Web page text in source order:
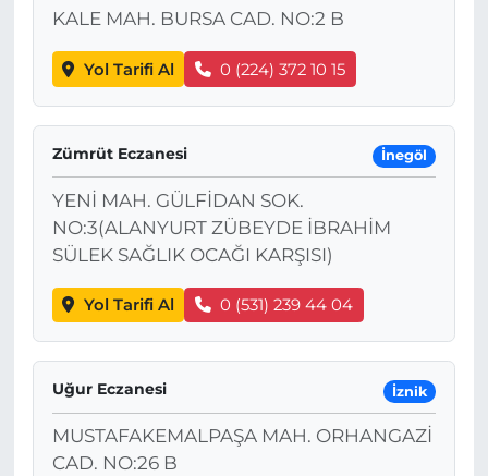
KALE MAH. BURSA CAD. NO:2 B
Yol Tarifi Al 0 (224) 372 10 15
Zümrüt Eczanesi İnegöl
YENİ MAH. GÜLFİDAN SOK.
NO:3(ALANYURT ZÜBEYDE İBRAHİM
SÜLEK SAĞLIK OCAĞI KARŞISI)
Yol Tarifi Al 0 (531) 239 44 04
Uğur Eczanesi İznik
MUSTAFAKEMALPAŞA MAH. ORHANGAZİ
CAD. NO:26 B